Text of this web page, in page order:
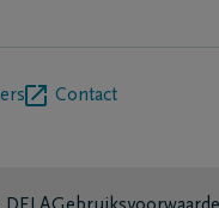
Contact